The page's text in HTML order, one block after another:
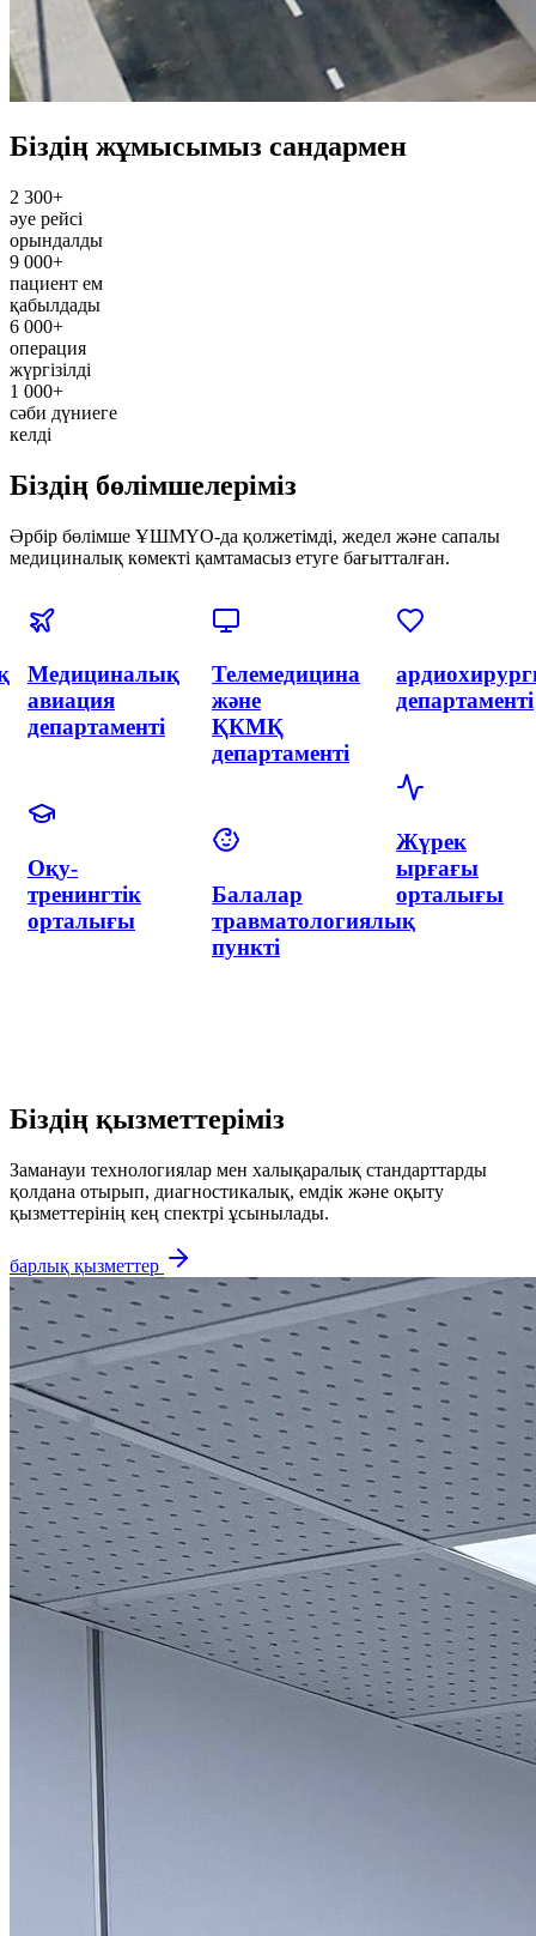
Біздің жұмысымыз сандармен
2 300+
әуе рейсі
орындалды
9 000+
пациент ем
қабылдады
6 000+
операция
жүргізілді
1 000+
сәби дүниеге
келді
Біздің бөлімшелеріміз
Әрбір бөлімше ҰШМҮО-да қолжетімді, жедел және сапалы
медициналық көмекті қамтамасыз етуге бағытталған.
Эндоваскулярлық
хирургия
және
департаменті
Акушерлік
және
гинекология
орталығы
Гинекология
департаменті
Акушерлік
департаменті
департаменті
Біздің қызметтеріміз
Заманауи технологиялар мен халықаралық стандарттарды
қолдана отырып, диагностикалық, емдік және оқыту
қызметтерінің кең спектрі ұсынылады.
барлық қызметтер